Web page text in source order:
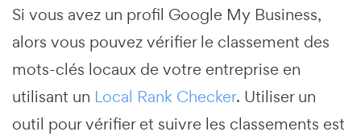
Si vous avez un profil Google My Business,
alors vous pouvez vérifier le classement des
mots-clés locaux de votre entreprise en
utilisant un Local Rank Checker. Utiliser un
outil pour vérifier et suivre les classements est